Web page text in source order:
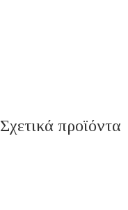
Σχετικά προϊόντα